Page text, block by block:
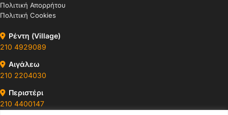
Πολιτική Απορρήτου
Πολιτική Cookies
Ρέντη (Village)
210 4929089
Αιγάλεω
210 2204030
Περιστέρι
210 4400147